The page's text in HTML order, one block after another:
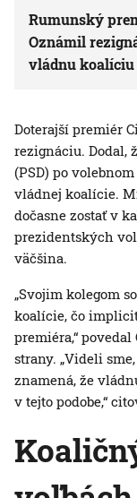
Rumunský
Oznámil
vládnu koalíciu
Doterajší premiér
rezignáciu. Dodal,
(PSD) po
vládnej koalície.
dočasne zostať v
prezidentských
väčšina.
„Svojim kolegom
koalície, čo
premiéra,“
strany. „Videli
znamená, že
v tejto podobe,“